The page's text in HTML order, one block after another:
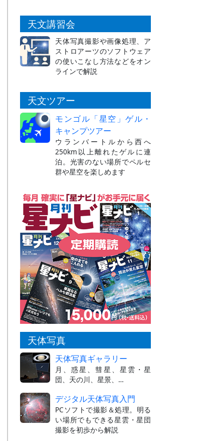
天文講習会
天体写真撮影や画像処理、ア
ストロアーツのソフトウェア
の使いこなし方法などをオン
ラインで解説
天文ツアー
モンゴル「星空」ゲル・
キャンプツアー
ウランバートルから西へ
250km以上離れたゲルに連
泊。光害のない場所でペルセ
群や星空を楽しめます
天体写真
天体写真ギャラリー
月、惑星、彗星、星雲・星
団、天の川、星景、…
デジタル天体写真入門
PCソフトで撮影＆処理。明る
い場所でもできる星雲・星団
撮影を初歩から解説